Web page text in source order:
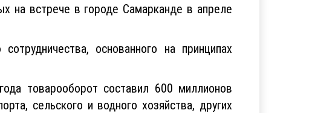
на встрече в городе Самарканде в апреле
основанного на принципах
товарооборот составил 600 миллионов
сельского и водного хозяйства, других